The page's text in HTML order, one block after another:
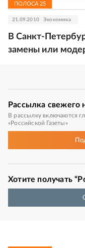
ПОЛОСА 25
21.09.2010 Экономика
В Санкт-
замены или
Рассылка свежего
В рассылку включаются
«Российской Газеты»
Хотите получать